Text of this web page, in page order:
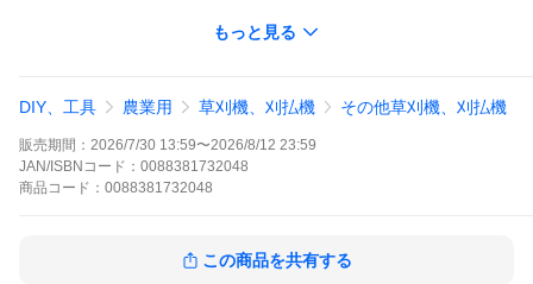
・ボタン２段変速＋無段変速トリガスイッチ。アタッチメントや
・スプリットなので持ち運びもラクラク。分割できるので、車に
もっと見る
DIY、工具 農業用 草刈機、刈払機 その他草刈機、刈払機
販売期間： 2026/7/30 13:59〜2026/8/12 23:59
JAN/ISBNコード： 0088381732048
商品 コード： 0088381732048
この商品を共有する